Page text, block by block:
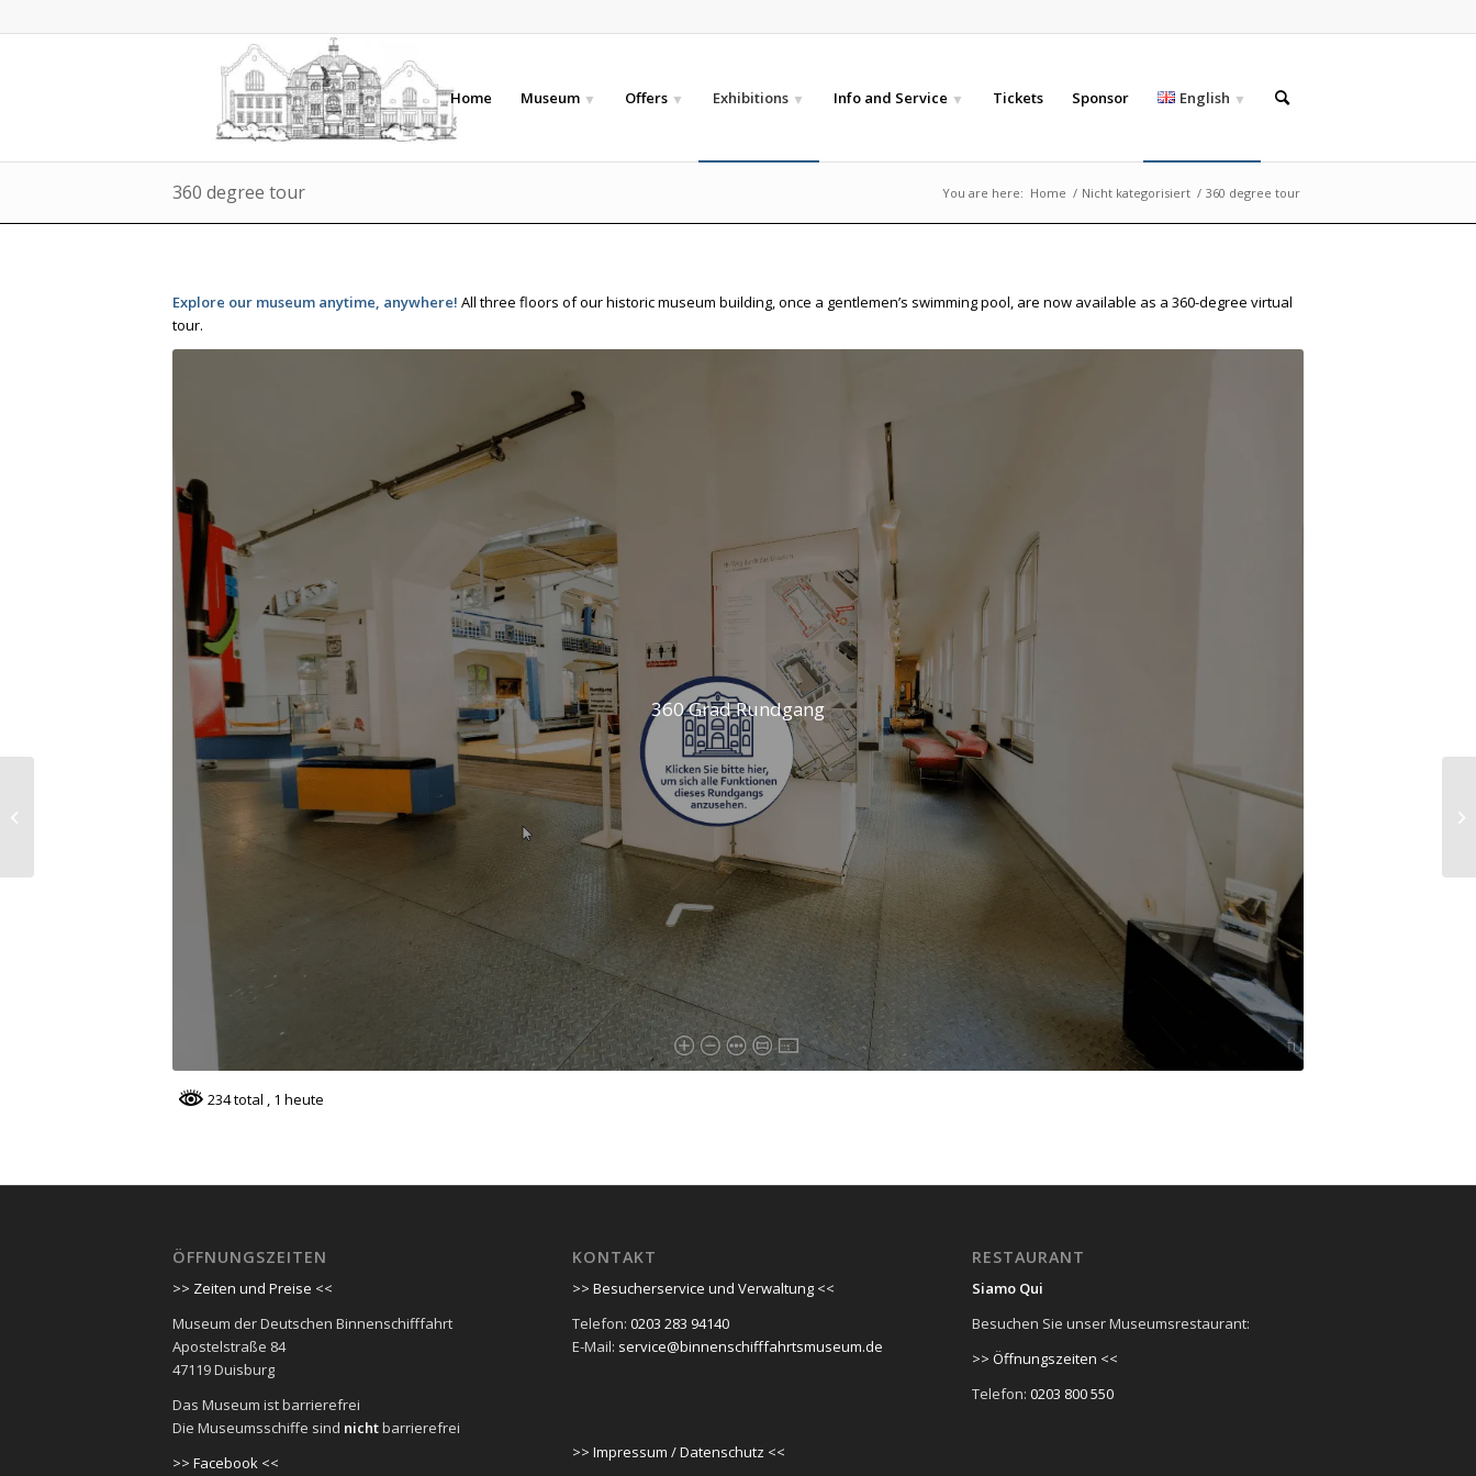
Home Museum Offers Exhibitions Info and Service Tickets Sponsor English
360 degree tour You are here: Home / Nicht kategorisiert / 360 degree tour
Explore our museum anytime, anywhere! All three floors of our historic museum building, once a gentlemen’s swimming pool, are now available as a 360-degree virtual
tour.
360 Grad Rundgang
234 total , 1 heute
ÖFFNUNGSZEITEN
>> Zeiten und Preise <<
Museum der Deutschen Binnenschifffahrt
Apostelstraße 84
47119 Duisburg
Das Museum ist barrierefrei
Die Museumsschiffe sind nichtbarrierefrei
>> Facebook <<
KONTAKT
>> Besucherservice und Verwaltung <<
Telefon: 0203 283 94140
E-Mail: service@binnenschifffahrtsmuseum.de
>> Impressum / Datenschutz <<
RESTAURANT
Siamo Qui
Besuchen Sie unser Museumsrestaurant:
>> Öffnungszeiten <<
Telefon: 0203 800 550